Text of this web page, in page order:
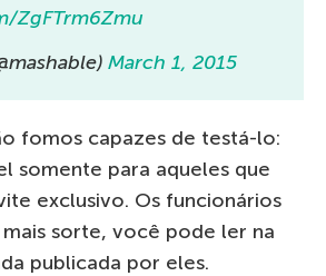
ZgFTrm6Zmu
March 1, 2015
fomos capazes de testá-lo:
somente para aqueles que
exclusivo. Os funcionários
sorte, você pode ler na
publicada por eles.